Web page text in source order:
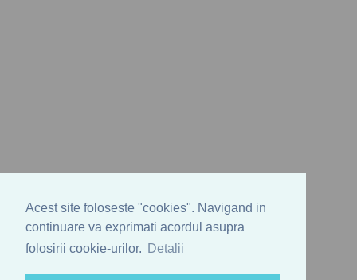
Acest site foloseste "cookies". Navigand in
continuare va exprimati acordul asupra
folosirii cookie-urilor.
Detalii